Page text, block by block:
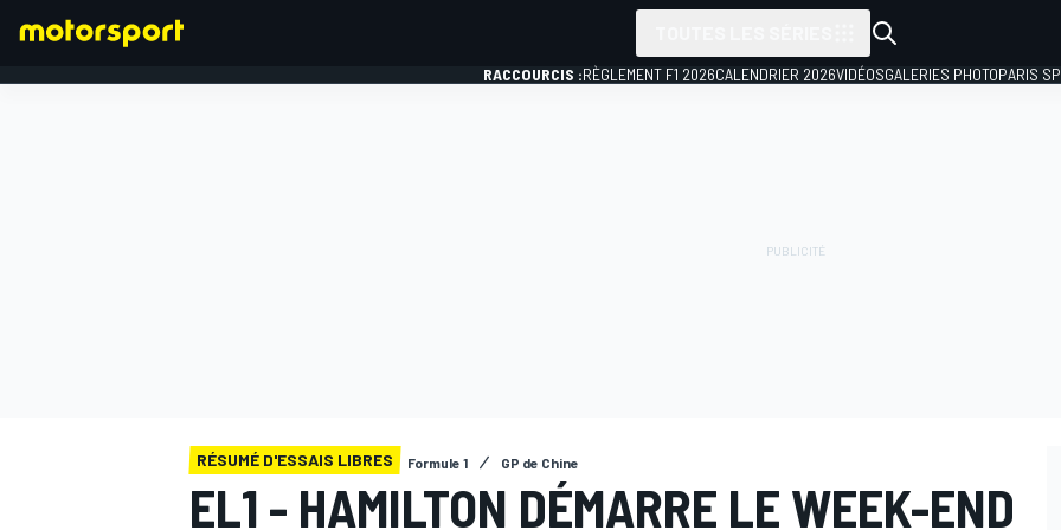
RACCOURCIS :RÈGLEMENT F1 2026CALENDRIER 2026VIDÉOSGALERIES PHOTOPARIS
RÉSUMÉ D'ESSAIS LIBRES Formule 1 GP de Chine
EL1 - HAMILTON DÉMARRE LE WEEK-END